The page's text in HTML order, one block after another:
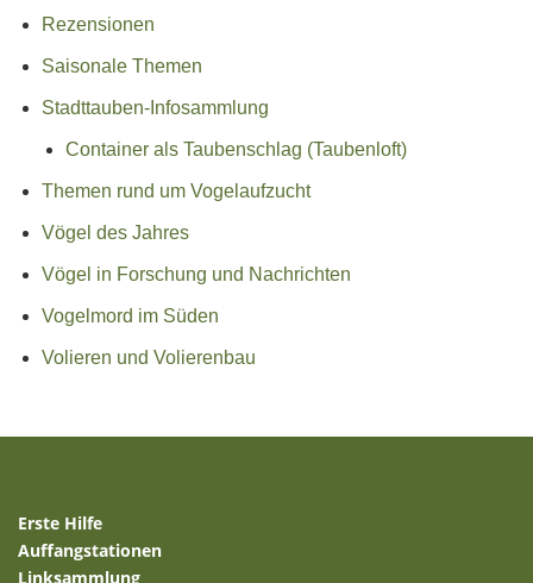
Rezensionen
Saisonale Themen
Stadttauben-Infosammlung
Container als Taubenschlag (Taubenloft)
Themen rund um Vogelaufzucht
Vögel des Jahres
Vögel in Forschung und Nachrichten
Vogelmord im Süden
Volieren und Volierenbau
Erste Hilfe
Auffangstationen
Linksammlung